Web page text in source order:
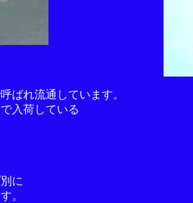
ばれ流通しています。
入荷している
に
。